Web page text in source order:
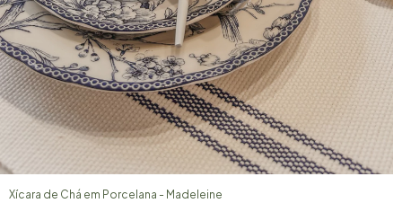
Xícara de Chá em Porcelana - Madeleine